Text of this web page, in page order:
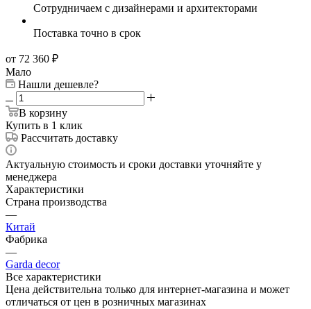
Сотрудничаем с дизайнерами и архитекторами
Поставка точно в срок
от 72 360 ₽
Мало
Нашли дешевле?
В корзину
Купить в 1 клик
Рассчитать доставку
Актуальную стоимость и сроки доставки уточняйте у
менеджера
Характеристики
Страна производства
—
Китай
Фабрика
—
Garda decor
Все характеристики
Цена действительна только для интернет-магазина и может
отличаться от цен в розничных магазинах